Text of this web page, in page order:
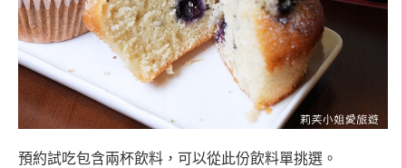
預約試吃包含兩杯飲料，可以從此份飲料單挑選。